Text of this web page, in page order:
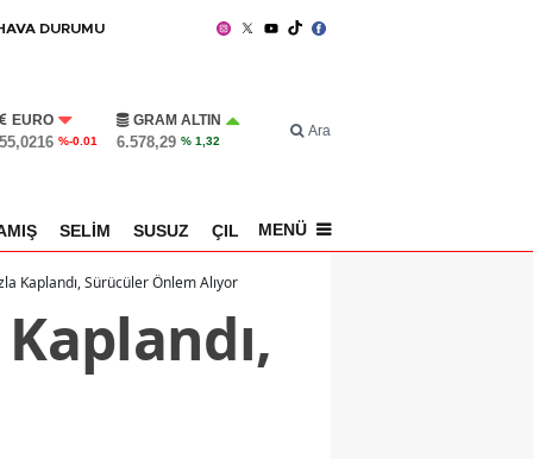
DURUMU
EURO
55,0216 %-0.01
GRAM ALTIN
6.578,29 % 1,32
Ara
SELİM SUSUZ ÇILDIR SPOR
MENÜ
Kaplandı, Sürücüler Önlem Alıyor